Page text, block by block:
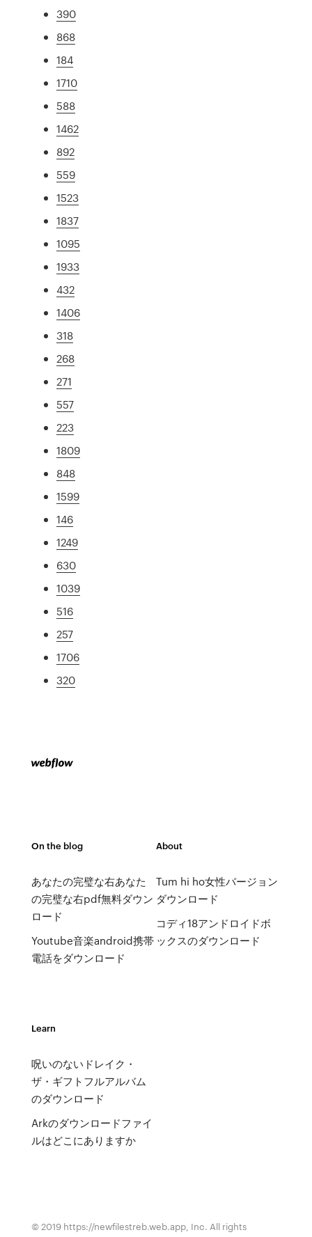
390
868
184
1710
588
1462
892
559
1523
1837
1095
1933
432
1406
318
268
271
557
223
1809
848
1599
146
1249
630
1039
516
257
1706
320
On the blog
あなたの完璧な右あなた
の完璧な右pdf無料ダウン
ロード
Youtube音楽android携帯
電話をダウンロード
About
Tum hi ho女性バージョン
ダウンロード
コディ18アンドロイドボ
ックスのダウンロード
Learn
呪いのないドレイク・
ザ・ギフトフルアルバム
のダウンロード
Arkのダウンロードファイ
ルはどこにありますか
© 2019 https://newfilestreb.web.app, Inc. All rights